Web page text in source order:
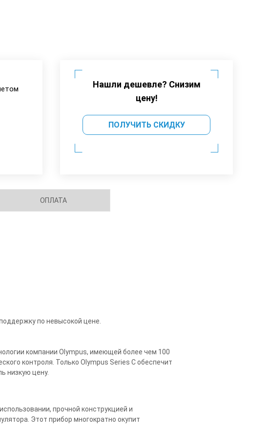
Нашли дешевле? Снизим
цену!
ПОЛУЧИТЬ СКИДКУ
ОПЛАТА
по невысокой цене.
компании Olympus, имеющей более чем 100
контроля. Только Olympus Series C обеспечит
низкую цену.
прочной конструкцией и
Этот прибор многократно окупит